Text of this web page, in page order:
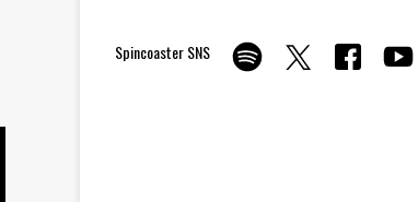
Spincoaster SNS